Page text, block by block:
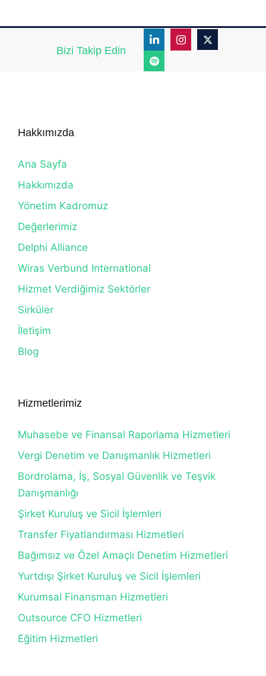
Bizi Takip Edin
Hakkımızda
Ana Sayfa
Hakkımızda
Yönetim Kadromuz
Değerlerimiz
Delphi Alliance
Wiras Verbund International
Hizmet Verdiğimiz Sektörler
Sirküler
İletişim
Blog
Hizmetlerimiz
Muhasebe ve Finansal Raporlama Hizmetleri
Vergi Denetim ve Danışmanlık Hizmetleri
Bordrolama, İş, Sosyal Güvenlik ve Teşvik
Danışmanlığı
Şirket Kuruluş ve Sicil İşlemleri
Transfer Fiyatlandırması Hizmetleri
Bağımsız ve Özel Amaçlı Denetim Hizmetleri
Yurtdışı Şirket Kuruluş ve Sicil İşlemleri
Kurumsal Finansman Hizmetleri
Outsource CFO Hizmetleri
Eğitim Hizmetleri